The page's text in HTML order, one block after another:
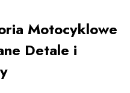
Motocyklowe
Detale i